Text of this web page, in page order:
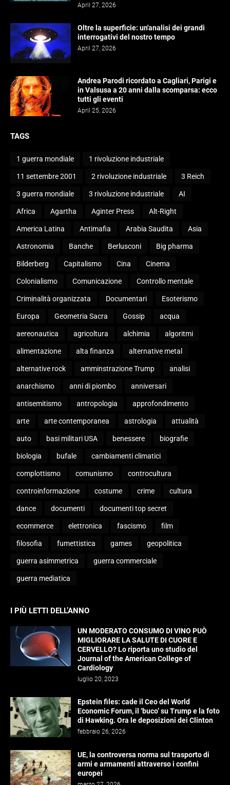
April 27, 2026
Oltre la superficie: un'analisi dei grandi
interrogativi del nostro tempo
April 27, 2026
Andrea Parodi ricordato a Cagliari, Parigi e
in Valsusa a 20 anni dalla scomparsa: ecco
tutti gli eventi
April 25, 2026
TAGS
1 guerra mondiale 1 rivoluzione industriale
11 settembre 2001 2 rivoluzione industriale 3 Reich
3 guerra mondiale 3 rivoluzione industriale AI
Africa Agartha Aginter Press Alt-Right
America Latina Antimafia Arabia Saudita Asia
Astronomia Banche Berlusconi Big pharma
Bilderberg Capitalismo Cina Cinema
Colonialismo Comunicazione Controllo mentale
Criminalità organizzata Documentari Esoterismo
Europa Geometria Sacra Gossip acqua
aereonautica agricoltura alchimia algoritmi
alimentazione alta finanza alternative metal
alternative rock amminstrazione Trump analisi
anarchismo anni di piombo anniversari
antisemitismo antropologia approfondimento
arte arte contemporanea astrologia attualità
auto basi militari USA benessere biografie
biologia bufale cambiamenti climatici
complottismo comunismo controcultura
controinformazione costume crime cultura
dance documenti documenti top secret
ecommerce elettronica fascismo film
filosofia fumettistica games geopolitica
guerra asimmetrica guerra commerciale
guerra mediatica
I PIÙ LETTI DELL’ANNO
UN MODERATO CONSUMO DI VINO PUÒ
MIGLIORARE LA SALUTE DI CUORE E
CERVELLO? Lo riporta uno studio del
Journal of the American College of
Cardiology
luglio 20, 2023
Epstein files: cade il Ceo del World
Economic Forum, il ‘buco’ su Trump e la foto
di Hawking. Ora le deposizioni dei Clinton
febbraio 26, 2026
UE, la controversa norma sul trasporto di
armi e armamenti attraverso i confini
europei